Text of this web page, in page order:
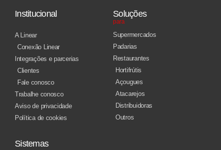
Institucional
A Linear
Conexão Linear
Integrações e parcerias
Clientes
Fale conosco
Trabalhe conosco
Aviso de privacidade
Política de cookies
Soluções
para
Supermercados
Padarias
Restaurantes
Hortifrútis
Açougues
Atacarejos
Distribuidoras
Outros
Sistemas